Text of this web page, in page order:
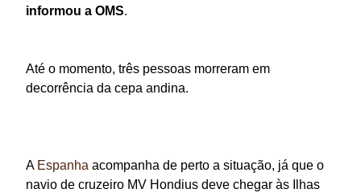
informou a OMS.
Até o momento, três pessoas morreram em
decorrência da cepa andina.
A Espanha acompanha de perto a situação, já que o
navio de cruzeiro MV Hondius deve chegar às Ilhas